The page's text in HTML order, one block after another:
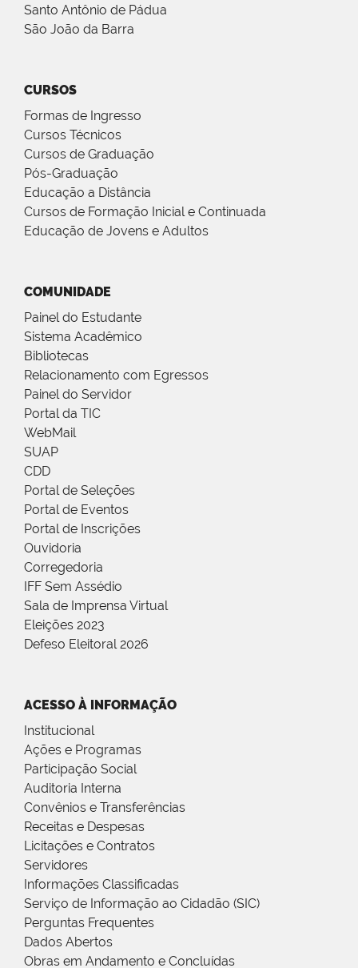
Santo Antônio de Pádua
São João da Barra
CURSOS
Formas de Ingresso
Cursos Técnicos
Cursos de Graduação
Pós-Graduação
Educação a Distância
Cursos de Formação Inicial e Continuada
Educação de Jovens e Adultos
COMUNIDADE
Painel do Estudante
Sistema Acadêmico
Bibliotecas
Relacionamento com Egressos
Painel do Servidor
Portal da TIC
WebMail
SUAP
CDD
Portal de Seleções
Portal de Eventos
Portal de Inscrições
Ouvidoria
Corregedoria
IFF Sem Assédio
Sala de Imprensa Virtual
Eleições 2023
Defeso Eleitoral 2026
ACESSO À INFORMAÇÃO
Institucional
Ações e Programas
Participação Social
Auditoria Interna
Convênios e Transferências
Receitas e Despesas
Licitações e Contratos
Servidores
Informações Classificadas
Serviço de Informação ao Cidadão (SIC)
Perguntas Frequentes
Dados Abertos
Obras em Andamento e Concluídas